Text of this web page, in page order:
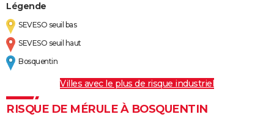
Légende
SEVESO seuil bas
SEVESO seuil haut
Bosquentin
Villes avec le plus de risque industriel
RISQUE DE MÉRULE À BOSQUENTIN